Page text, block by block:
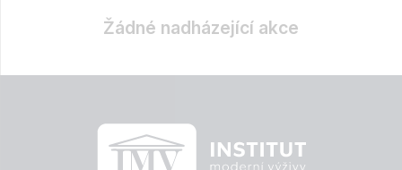
Žádné nadházející akce